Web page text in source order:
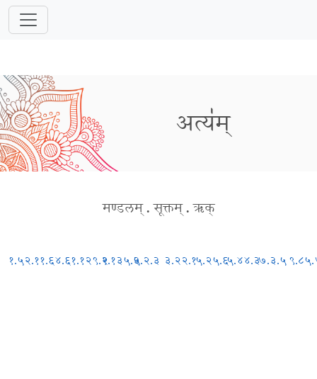
अत्य॑म्
मण्डलम् . सूक्तम् . ऋक्
१.५२.११.६४.६१.१२९.२१.१३५.५३.२.३ ३.२२.१५.२५.६५.४४.३७.३.५